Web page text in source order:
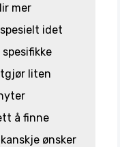
mer
idet
liten
å finne
ønsker